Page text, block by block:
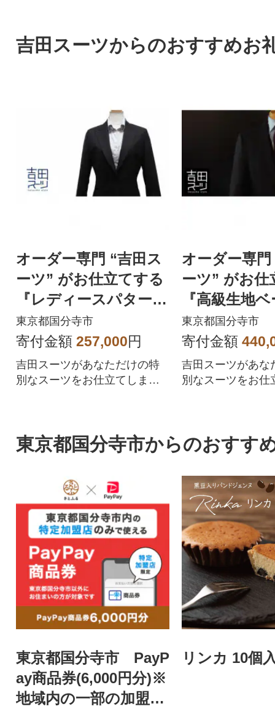
吉田スーツからのおすすめお
オーダー専門 “吉田ス
ーツ” がお仕立てする
『レディースパターン
オーダースーツ』
東京都国分寺市
寄付金額 257,000円
吉田スーツがあなただけの特
別なスーツをお仕立てしま
オーダー専
ーツ” がお仕
『高級生地
スーツ』
東京都国分寺市
寄付金額
吉田スーツがあな
別なスーツをお仕
東京都国分寺市からのおすす
東京都国分寺市 PayP
ay商品券(6,000円分)※
地域内の一部の加盟店
リンカ 10個